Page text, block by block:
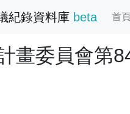
紀錄資料庫 beta 首
畫委員會第